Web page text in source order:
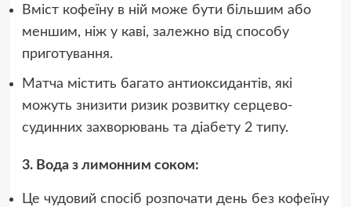
Вміст кофеїну в ній може бути більшим або
меншим, ніж у каві, залежно від способу
приготування.
Матча містить багато антиоксидантів, які
можуть знизити ризик розвитку серцево-
судинних захворювань та діабету 2 типу.
3. Вода з лимонним соком:
Це чудовий спосіб розпочати день без кофеїну